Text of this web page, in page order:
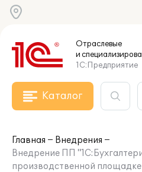
Отраслевые
и
1С:Предприятие
Каталог
Главная
Внедрения
Внедрение ПП
производственной